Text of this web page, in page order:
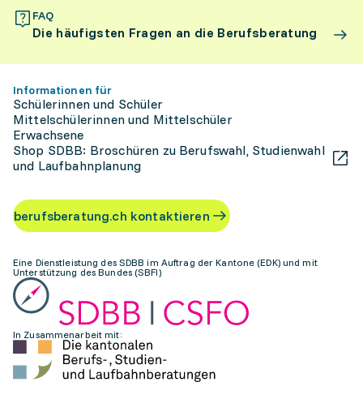
FAQ
Die häufigsten Fragen an die Berufsberatung
Informationen für
Schülerinnen und Schüler
Mittelschülerinnen und Mittelschüler
Erwachsene
Shop SDBB: Broschüren zu Berufswahl, Studienwahl
und Laufbahnplanung
berufsberatung.ch kontaktieren
Eine Dienstleistung des SDBB im Auftrag der Kantone (EDK) und mit
Unterstützung des Bundes (SBFI)
In Zusammenarbeit mit: